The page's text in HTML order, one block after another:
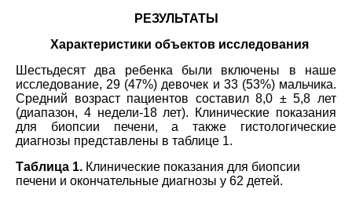
РЕЗУЛЬТАТЫ
Характеристики объектов исследования
Шестьдесят два ребенка были включены в наше
исследование, 29 (47%) девочек и 33 (53%) мальчика.
Средний возраст пациентов составил 8,0 ± 5,8 лет
(диапазон, 4 недели-18 лет). Клинические показания
для биопсии печени, а также гистологические
диагнозы представлены в таблице 1.
Таблица 1. Клинические показания для биопсии
печени и окончательные диагнозы у 62 детей.